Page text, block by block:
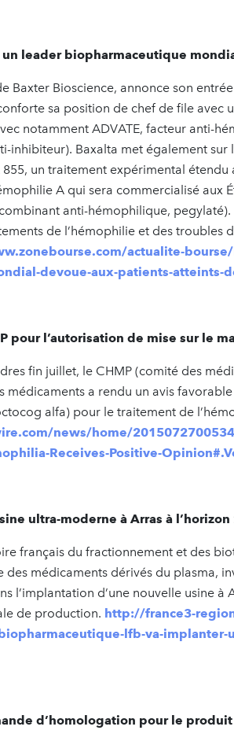
un leader biopharmaceutique
Baxter Bioscience, annonce son
sa position de chef de file avec
notamment ADVATE, facteur anti-
inhibiteur). Baxalta met également
un traitement expérimental étendu
A qui sera commercialisé aux
anti-hémophilique,
de l’hémophilie et des troubles
actualite-
devoue-aux-patients-atteints-
pour l’autorisation de mise sur le
fin juillet, le CHMP (comité des
médicaments a rendu un avis
alfa) pour le traitement de
news/home/
Receives-Positive-
ultra-moderne à Arras à l’horizon
français du fractionnement et des
médicaments dérivés du plasma,
l’implantation d’une nouvelle usine à
de production. http://france3-
lfb-va-implanter-
d’homologation pour le produit